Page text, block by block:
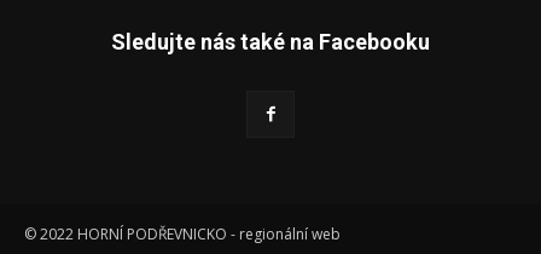
Sledujte nás také na Facebooku
© 2022 HORNÍ PODŘEVNICKO - regionální web